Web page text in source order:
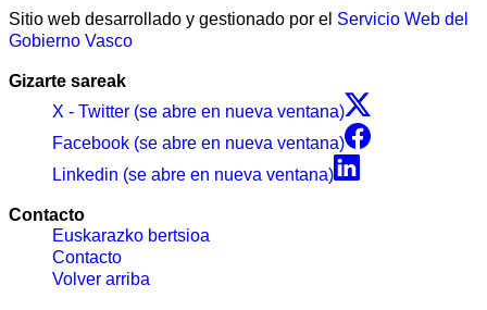
Sitio web desarrollado y gestionado por el Servicio Web del
Gobierno Vasco
Gizarte sareak
X - Twitter (se abre en nueva ventana)
Facebook (se abre en nueva ventana)
Linkedin (se abre en nueva ventana)
Contacto
Euskarazko bertsioa
Contacto
Volver arriba